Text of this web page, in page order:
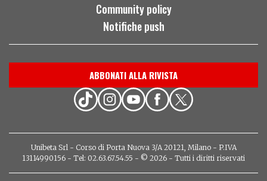
Community policy
Notifiche push
ABBONATI ALLA RIVISTA
Unibeta Srl - Corso di Porta Nuova 3/A 20121, Milano - P.IVA
13114990156 - Tel: 02.63.67.54.55 - © 2026 - Tutti i diritti riservati